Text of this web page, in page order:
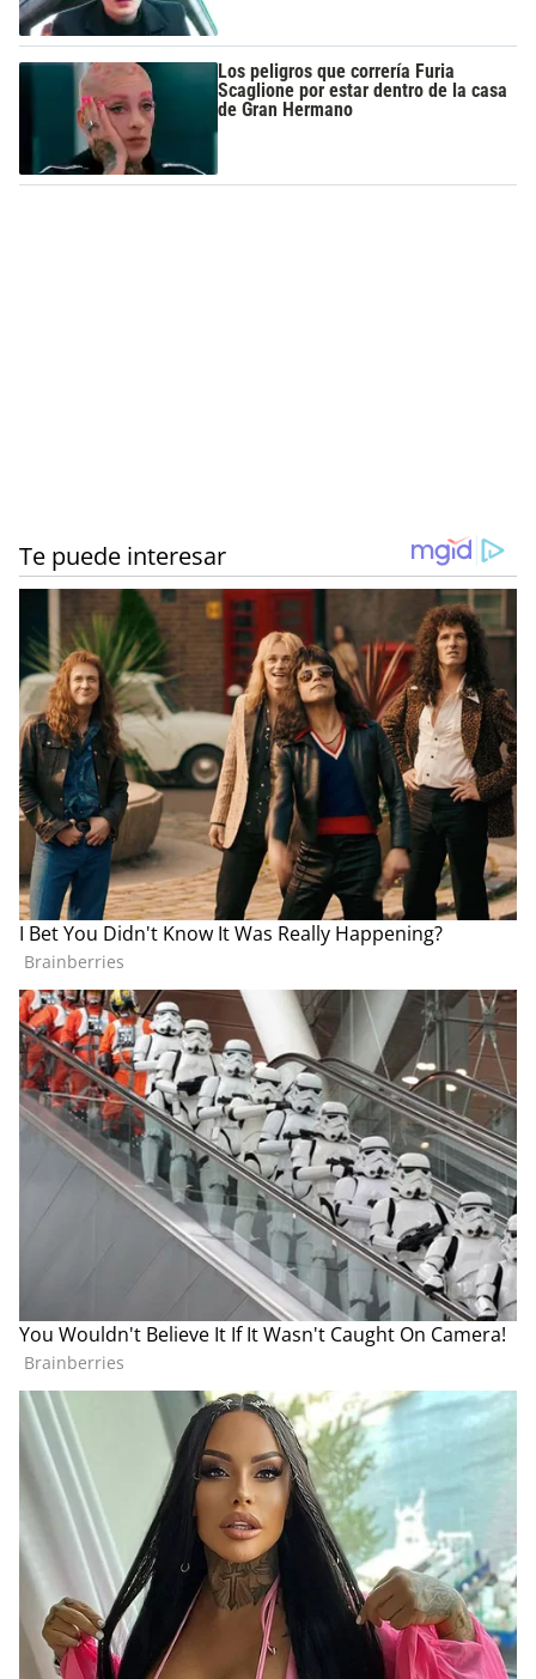
Los peligros que correría Furia
Scaglione por estar dentro de la casa
de Gran Hermano